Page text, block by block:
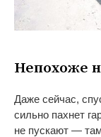
Непохоже
Даже сейчас,
сильно пахнет
не пускают —